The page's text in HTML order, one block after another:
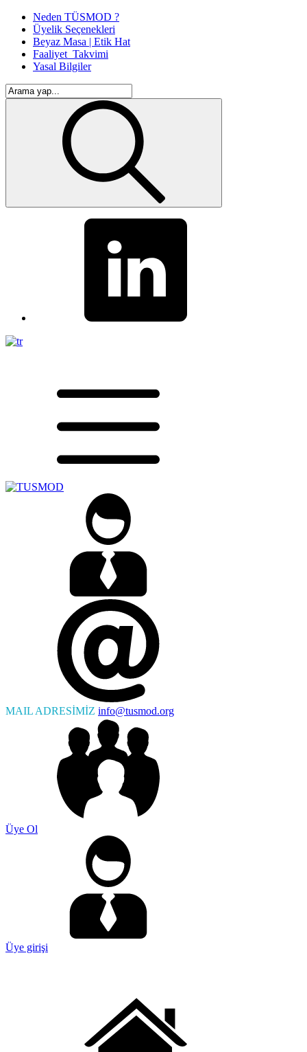
Neden TÜSMOD ?
Üyelik Seçenekleri
Beyaz Masa | Etik Hat
Faaliyet_Takvimi
Yasal Bilgiler
MAIL ADRESİMİZ info@tusmod.org
Üye Ol
Üye girişi